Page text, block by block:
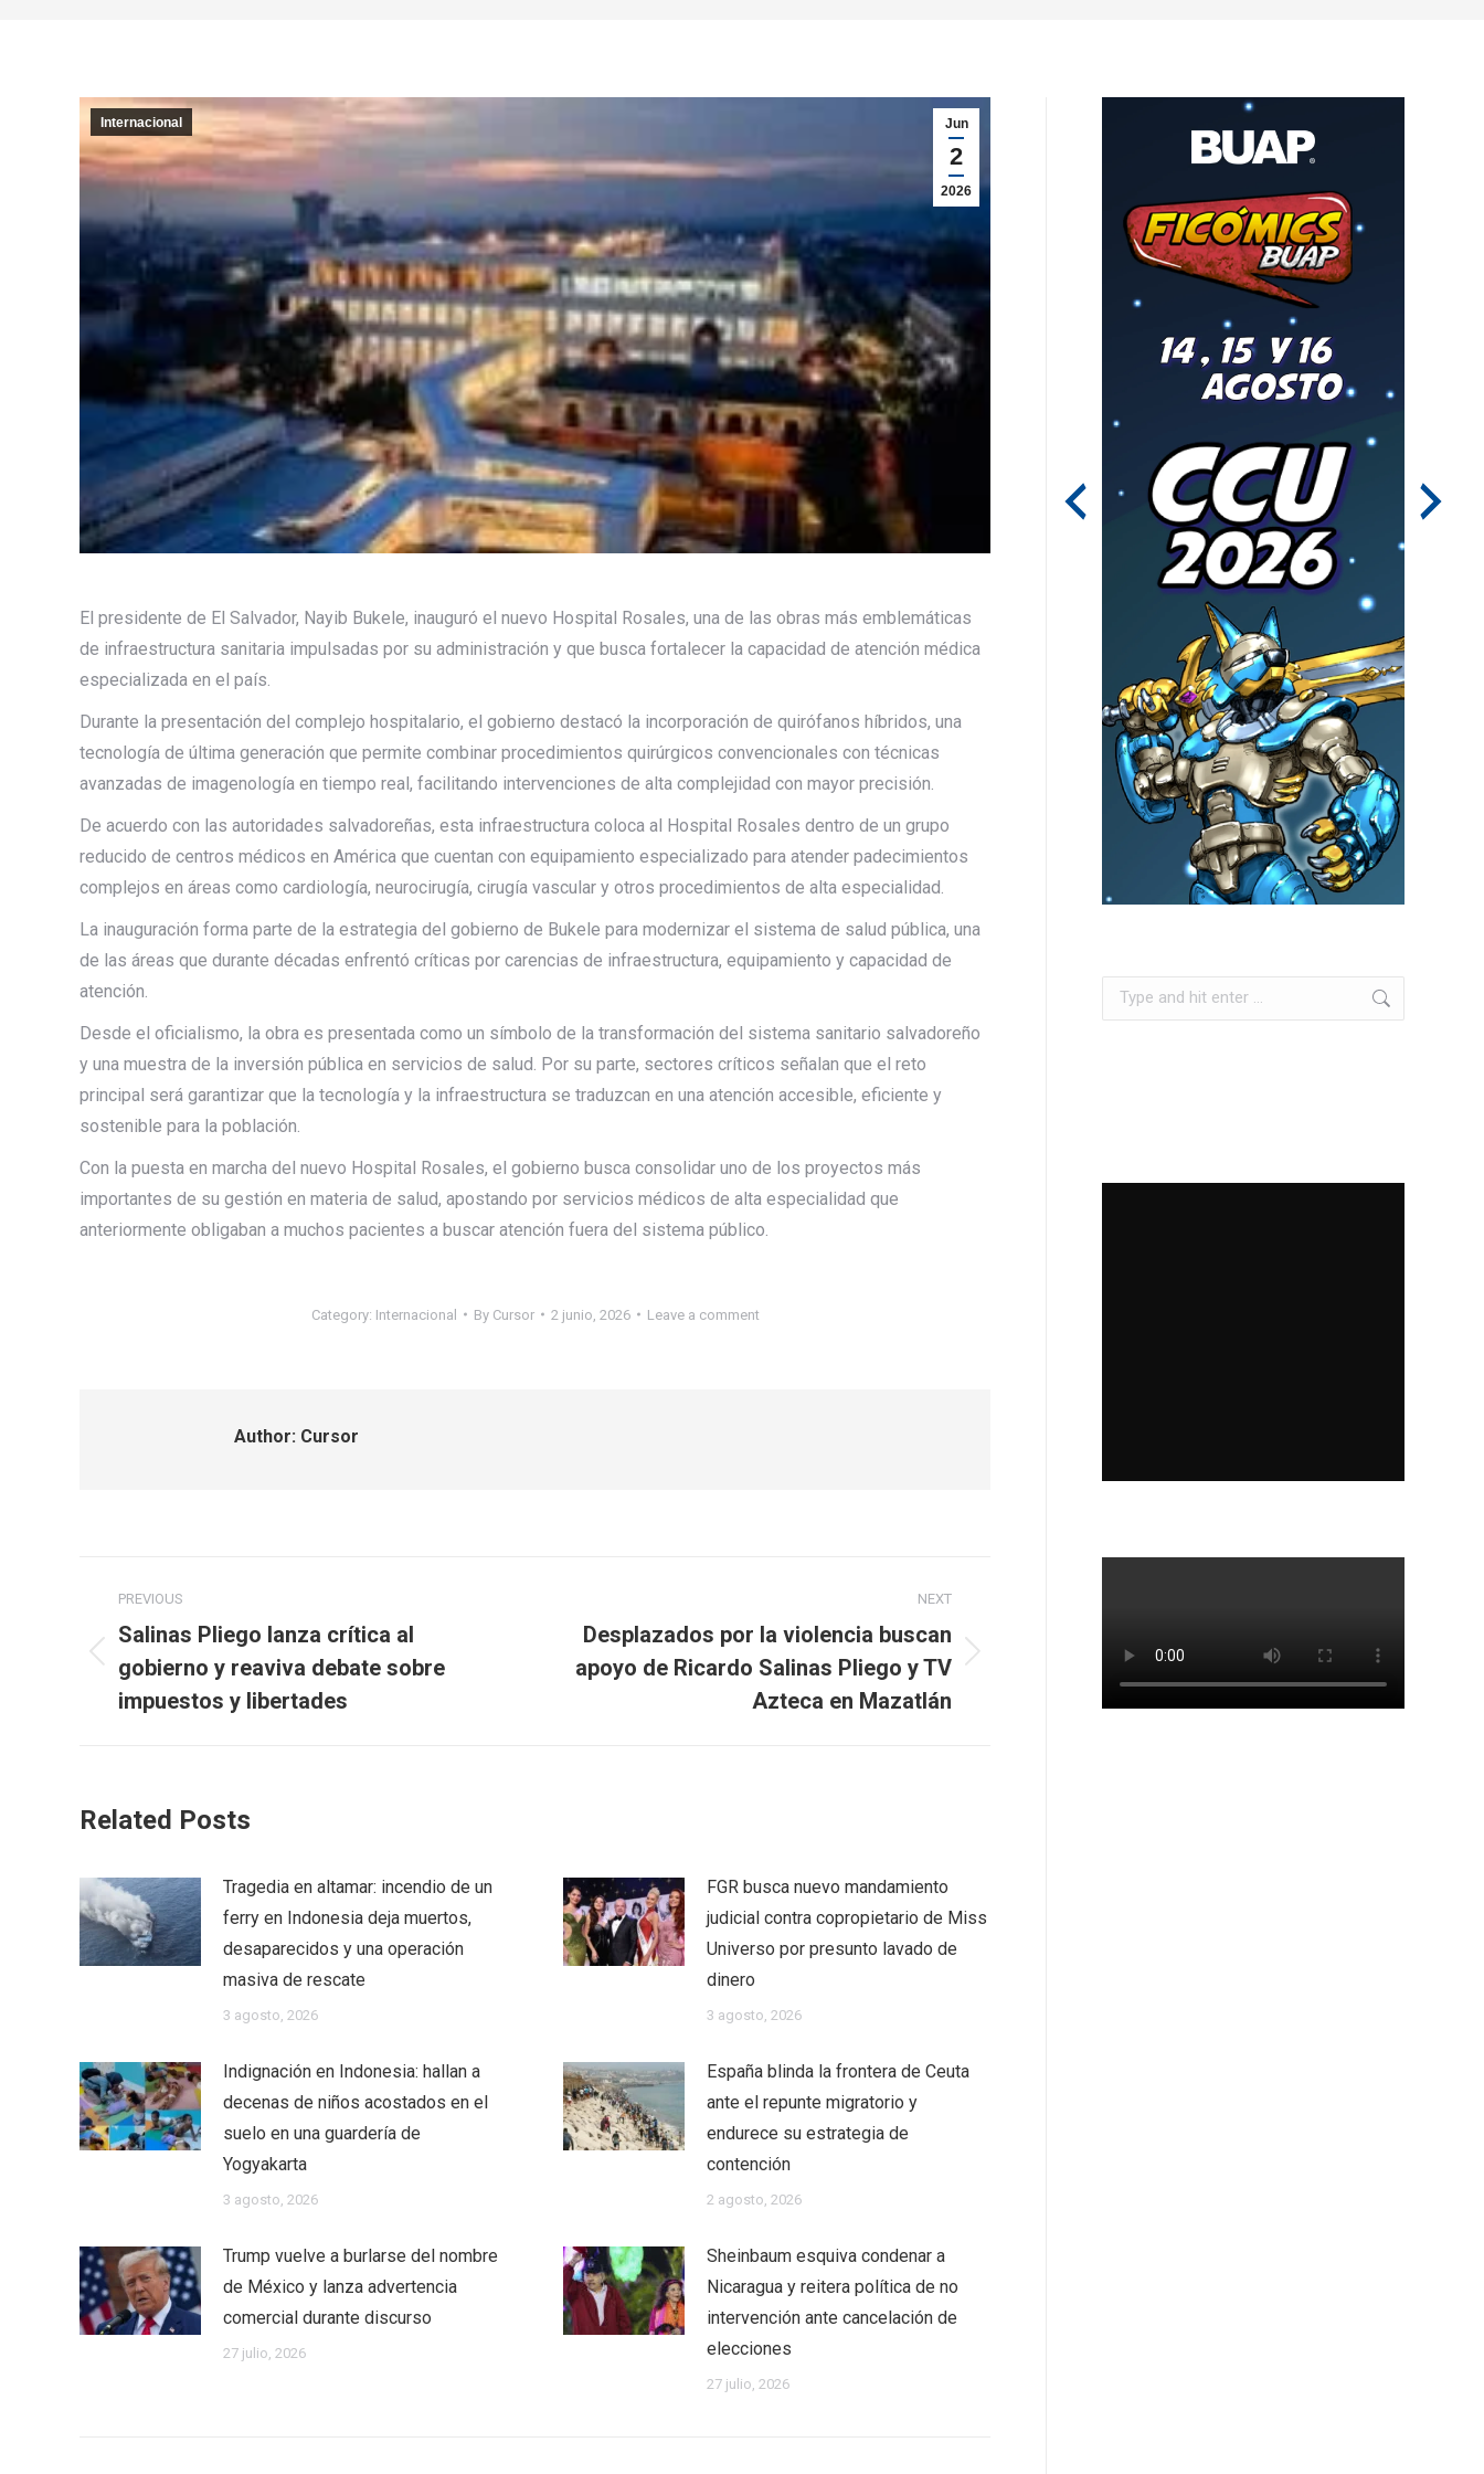
Jun
2
2026
Internacional
El presidente de El Salvador, Nayib Bukele, inauguró el nuevo Hospital Rosales, una de las obras más emblemáticas
de infraestructura sanitaria impulsadas por su administración y que busca fortalecer la capacidad de atención médica
especializada en el país.
Durante la presentación del complejo hospitalario, el gobierno destacó la incorporación de quirófanos híbridos, una
tecnología de última generación que permite combinar procedimientos quirúrgicos convencionales con técnicas
avanzadas de imagenología en tiempo real, facilitando intervenciones de alta complejidad con mayor precisión.
De acuerdo con las autoridades salvadoreñas, esta infraestructura coloca al Hospital Rosales dentro de un grupo
reducido de centros médicos en América que cuentan con equipamiento especializado para atender padecimientos
complejos en áreas como cardiología, neurocirugía, cirugía vascular y otros procedimientos de alta especialidad.
La inauguración forma parte de la estrategia del gobierno de Bukele para modernizar el sistema de salud pública, una
de las áreas que durante décadas enfrentó críticas por carencias de infraestructura, equipamiento y capacidad de
atención.
Desde el oficialismo, la obra es presentada como un símbolo de la transformación del sistema sanitario salvadoreño
y una muestra de la inversión pública en servicios de salud. Por su parte, sectores críticos señalan que el reto
principal será garantizar que la tecnología y la infraestructura se traduzcan en una atención accesible, eficiente y
sostenible para la población.
Con la puesta en marcha del nuevo Hospital Rosales, el gobierno busca consolidar uno de los proyectos más
importantes de su gestión en materia de salud, apostando por servicios médicos de alta especialidad que
anteriormente obligaban a muchos pacientes a buscar atención fuera del sistema público.
Category: Internacional By Cursor 2 junio, 2026 Leave a comment
Author: Cursor
navigation
PREVIOUS
Previous
post:
Salinas Pliego lanza crítica al
gobierno y reaviva debate sobre
impuestos y libertades
NEXT
Next
Desplazados por la violencia buscan
apoyo de Ricardo Salinas Pliego y TV
Azteca en Mazatlán
Related Posts
Tragedia en altamar: incendio de un
ferry en Indonesia deja muertos,
desaparecidos y una operación
masiva de rescate
3 agosto, 2026
FGR busca nuevo mandamiento
judicial contra copropietario de Miss
Universo por presunto lavado de
dinero
3 agosto, 2026
Indignación en Indonesia: hallan a
decenas de niños acostados en el
suelo en una guardería de
Yogyakarta
3 agosto, 2026
España blinda la frontera de Ceuta
ante el repunte migratorio y
endurece su estrategia de
contención
2 agosto, 2026
Trump vuelve a burlarse del nombre
de México y lanza advertencia
comercial durante discurso
27 julio, 2026
Sheinbaum esquiva condenar a
Nicaragua y reitera política de no
intervención ante cancelación de
elecciones
27 julio, 2026
Search: